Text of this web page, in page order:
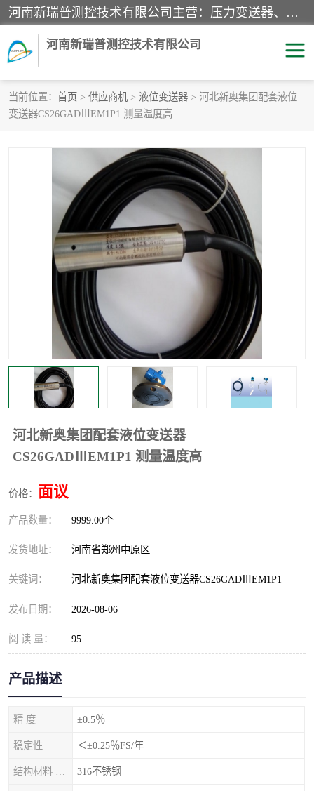
河南新瑞普测控技术有限公司主营：压力变送器、液位变送器、差压变送器、雷达料位计、电容物位计、温度显示控制仪表、电量变送器、流量计、工业自动化系统成套设备。
河南新瑞普测控技术有限公司
当前位置： 首页 > 供应商机 > 液位变送器 > 河北新奥集团配套液位
变送器CS26GADⅢEM1P1 测量温度高
河北新奥集团配套液位变送器
CS26GADⅢEM1P1 测量温度高
价格： 面议
产品数量： 9999.00个
发货地址： 河南省郑州中原区
关键词： 河北新奥集团配套液位变送器CS26GADⅢEM1P1
发布日期： 2026-08-06
阅 读 量： 95
产品描述
精 度 ±0.5％
稳定性 ＜±0.25％FS/年
316不锈钢
霍尼韦尔压力变送器
1151/3351产品分类 精巧型压力变送器
液位变送器 雷达料位计
标准型工业压力变送器 罐旁显示仪
差压变送器 温度传感器变送器
压力变送器 电容物位计
温度显示控制仪表 电量变送器
流量计 工业自动化系统成套设备